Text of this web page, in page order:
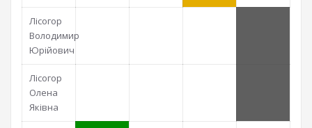
Лісогор
Володимир
Юрійович
Лісогор
Олена
Яківна